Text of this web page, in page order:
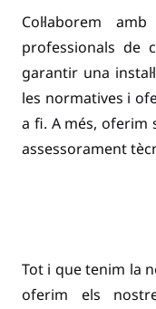
Col·laborem
professionals de
garantir una
les normatives i
a fi. A més, oferim
assessorament
Tot i que tenim la
oferim els